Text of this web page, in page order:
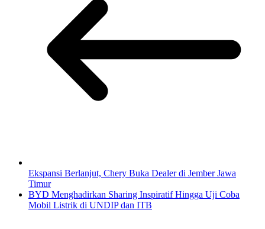
Ekspansi Berlanjut, Chery Buka Dealer di Jember Jawa
Timur
BYD Menghadirkan Sharing Inspiratif Hingga Uji Coba
Mobil Listrik di UNDIP dan ITB